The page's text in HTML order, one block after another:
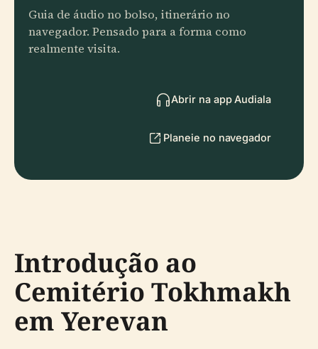
Guia de áudio no bolso, itinerário no
navegador. Pensado para a forma como
realmente visita.
Abrir na app Audiala
Planeie no navegador
Introdução ao
Cemitério Tokhmakh
em Yerevan